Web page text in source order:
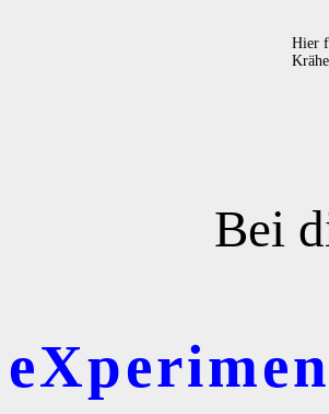
Hier
Bei